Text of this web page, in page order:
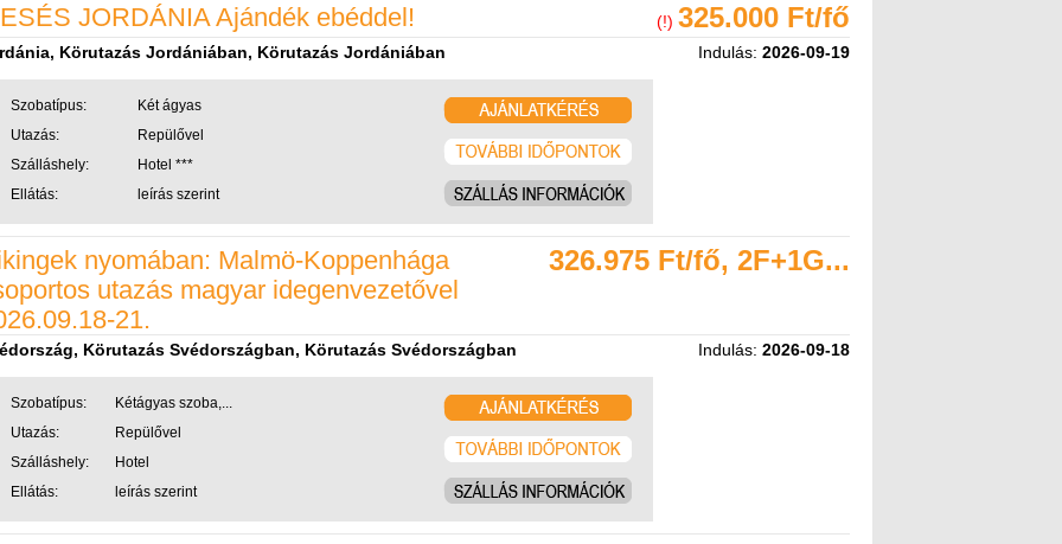
JORDÁNIA Ajándék ebéddel! (!) 325.000 Ft/fő
Körutazás Jordániában, Körutazás Jordániában Indulás: 2026-09-19
Szobatípus:
Két ágyas
Utazás:
Repülővel
Szálláshely:
Hotel ***
Ellátás:
leírás szerint
nyomában: Malmö-Koppenhága
utazás magyar idegenvezetővel
21.
326.975 Ft/fő, 2F+1G...
Körutazás Svédországban, Körutazás Svédországban Indulás: 2026-09-18
Szobatípus:
Kétágyas szoba,...
Utazás:
Repülővel
Szálláshely:
Hotel
Ellátás:
leírás szerint